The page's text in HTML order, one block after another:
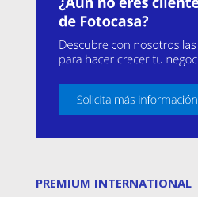
PREMIUM INTERNATIONAL